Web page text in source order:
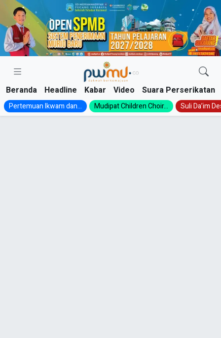
Skip
content
Beranda Headline Kabar Video Suara Perserikatan
Pertemuan Ikwam dan... Mudipat Children Choir... Suli Da’im